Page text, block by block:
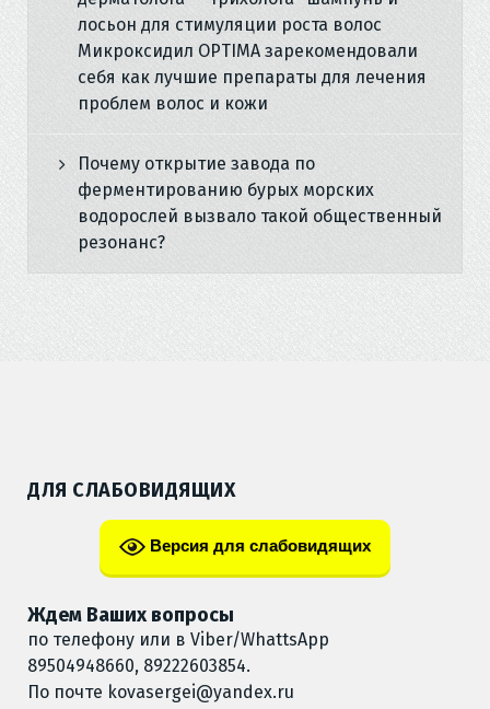
лосьон для стимуляции роста волос
Микроксидил OPTIMA зарекомендовали
себя как лучшие препараты для лечения
проблем волос и кожи
Почему открытие завода по
ферментированию бурых морских
водорослей вызвало такой общественный
резонанс?
ДЛЯ СЛАБОВИДЯЩИХ
Версия для слабовидящих
Ждем Ваших вопросы
по телефону или в Viber/WhattsApp
89504948660, 89222603854.
По почте kovasergei@yandex.ru